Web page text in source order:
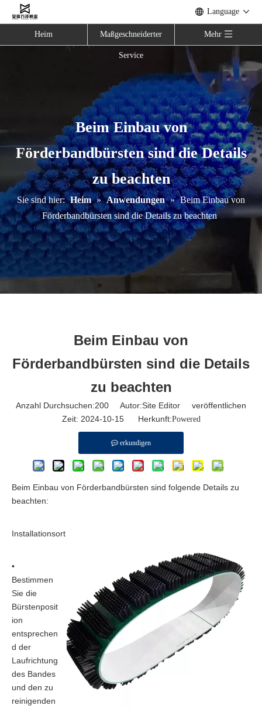
Language
Heim Maßgeschneiderter
Service
Mehr
Beim Einbau von
Förderbandbürsten sind die Details
zu beachten
Sie sind hier: Heim » Anwendungen » Beim Einbau von
Förderbandbürsten sind die Details zu beachten
Beim Einbau von
Förderbandbürsten sind die Details
zu beachten
Anzahl Durchsuchen:200 Autor:Site Editor veröffentlichen
Zeit: 2024-10-15 Herkunft:Powered
erkundigen
Beim Einbau von Förderbandbürsten sind folgende Details zu
beachten:
Installationsort
•
Bestimmen
Sie die
Bürstenposit
ion
entsprechen
d der
Laufrichtung
des Bandes
und den zu
reinigenden